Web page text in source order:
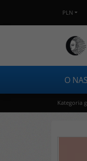
PLN
O NAS
Kategoria